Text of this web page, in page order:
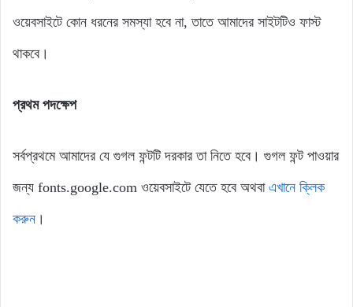
ওয়েবসাইটে কোন ধরনের সমস্যা হবে না, তাতে আমাদের সাইটটিও ফাস্ট
থাকবে।
প্রথম পদক্ষেপ
সর্বপ্রথমে আমাদের যে গুগল ফন্টটি দরকার তা নিতে হবে। গুগল ফন্ট পাওয়ার
জন্য fonts.google.com ওয়েবসাইটে যেতে হবে অথবা এখানে ক্লিক
করুন ।